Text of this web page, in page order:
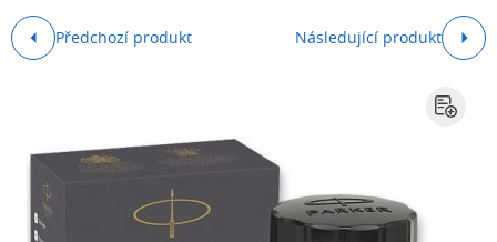
Předchozí produkt Následující produkt